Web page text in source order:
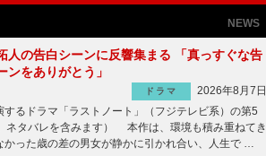
NEWS
人の告白シーンに反響集まる 「真っすぐな告
をありがとう」
ドラマ
2026年8月7日
るドラマ「ラストノート」（フジテレビ系）の第5
ネタバレを含みます） 本作は、環境も積み重ねてき
かった歳の差の男女が静かに引かれ合い、人生で …